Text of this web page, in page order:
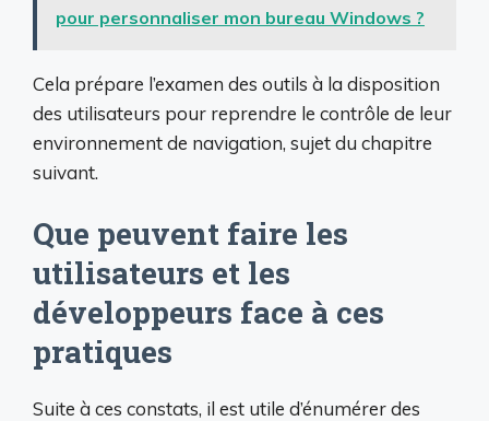
pour personnaliser mon bureau Windows ?
Cela prépare l’examen des outils à la disposition
des utilisateurs pour reprendre le contrôle de leur
environnement de navigation, sujet du chapitre
suivant.
Que peuvent faire les
utilisateurs et les
développeurs face à ces
pratiques
Suite à ces constats, il est utile d’énumérer des